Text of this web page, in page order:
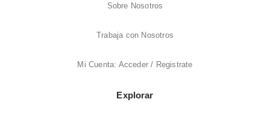
Sobre Nosotros
Trabaja con Nosotros
Mi Cuenta: Acceder / Registrate
Explorar